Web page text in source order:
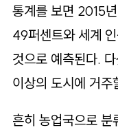
통계를 보면 2015
49퍼센트와 세계
것으로 예측된다.
이상의 도시에 거주
흔히 농업국으로